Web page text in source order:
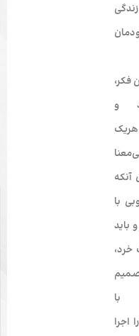
فکر،
و
آنکه
با
باید
خرد،
با
اجرا